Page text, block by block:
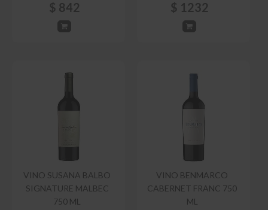
$ 842 $ 1232
VINO SUSANA BALBO
SIGNATURE MALBEC
750 ML
VINO BENMARCO
CABERNET FRANC 750
ML